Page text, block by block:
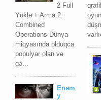
2 Full
Yüklə + Arma 2:
Combined
Operations Dünya
miqyasında olduqca
populyar olan və
gə...
Enem
y